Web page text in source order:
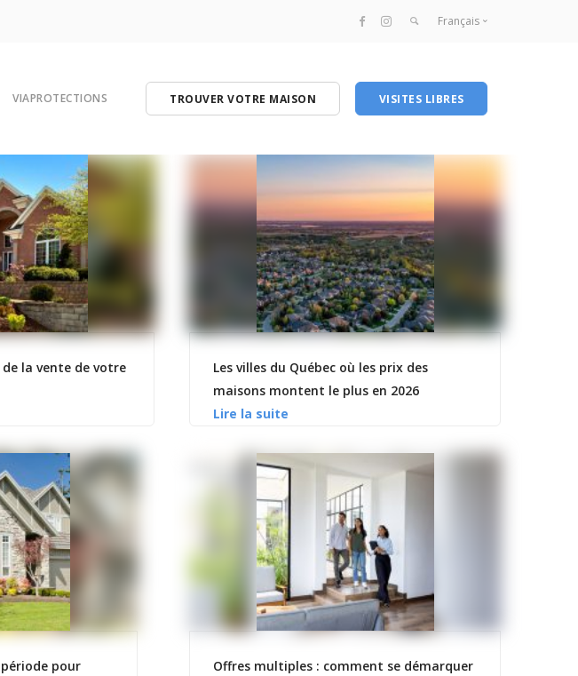
Français
English
VIAPROTECTIONS TROUVER VOTRE MAISON VISITES LIBRES
la vente de votre
Les villes du Québec où les prix des
maisons montent le plus en 2026
pour
Offres multiples : comment se démarquer